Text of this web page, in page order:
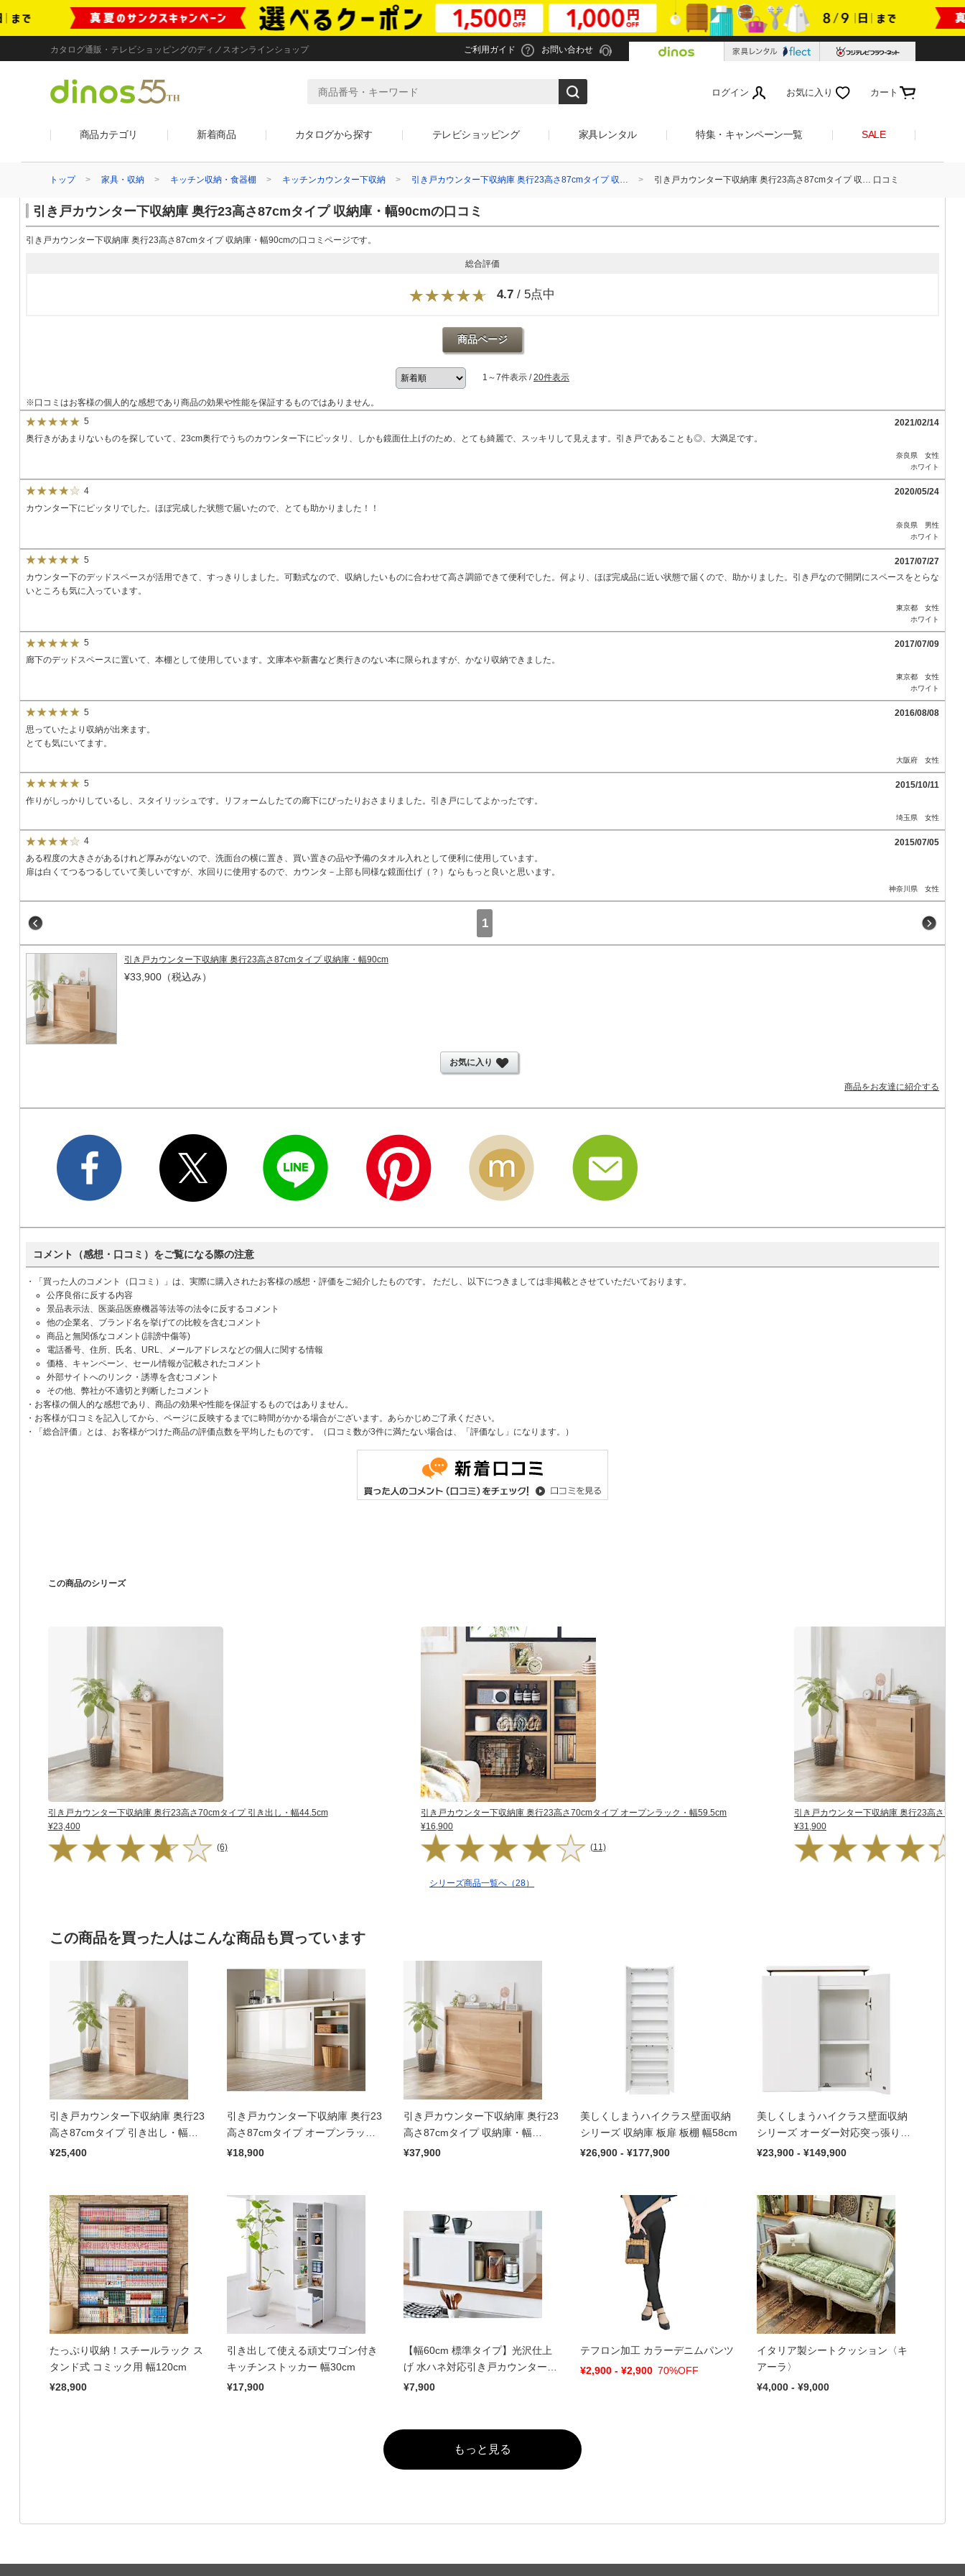
カタログ通販・テレビショッピングのディノスオンラインショップ ご利用ガイド お問い合わせ
ログイン お気に入り カート
商品カテゴリ 新着商品 カタログから探す テレビショッピング 家具レンタル 特集・キャンペーン一覧 SALE
トップ 家具・収納 キッチン収納・食器棚 キッチンカウンター下収納 引き戸カウンター下収納庫 奥行23高さ87cmタイプ 収… 引き戸カウンター下収納庫 奥行23高さ87cmタイプ 収… 口コミ
引き戸カウンター下収納庫 奥行23高さ87cmタイプ 収納庫・幅90cmの口コミ
引き戸カウンター下収納庫 奥行23高さ87cmタイプ 収納庫・幅90cmの口コミページです。
総合評価
4.7 / 5点中
商品ページ
1～7件表示 /20件表示
※口コミはお客様の個人的な感想であり商品の効果や性能を保証するものではありません。
5
2021/02/14
奥行きがあまりないものを探していて、23cm奥行でうちのカウンター下にピッタリ、しかも鏡面仕上げのため、とても綺麗で、スッキリして見えます。引き戸であることも◎、大満足です。
奈良県 女性
ホワイト
4
2020/05/24
カウンター下にピッタリでした。ほぼ完成した状態で届いたので、とても助かりました！！
奈良県 男性
ホワイト
5
2017/07/27
カウンター下のデッドスペースが活用できて、すっきりしました。可動式なので、収納したいものに合わせて高さ調節できて便利でした。何より、ほぼ完成品に近い状態で届くので、助かりました。引き戸なので開閉にスペースをとらな
いところも気に入っています。
東京都 女性
ホワイト
5
2017/07/09
廊下のデッドスペースに置いて、本棚として使用しています。文庫本や新書など奥行きのない本に限られますが、かなり収納できました。
東京都 女性
ホワイト
5
2016/08/08
思っていたより収納が出来ます。
とても気にいてます。
大阪府 女性
5
2015/10/11
作りがしっかりしているし、スタイリッシュです。リフォームしたての廊下にぴったりおさまりました。引き戸にしてよかったです。
埼玉県 女性
4
2015/07/05
ある程度の大きさがあるけれど厚みがないので、洗面台の横に置き、買い置きの品や予備のタオル入れとして便利に使用しています。
扉は白くてつるつるしていて美しいですが、水回りに使用するので、カウンタ－上部も同様な鏡面仕げ（？）ならもっと良いと思います。
神奈川県 女性
1
引き戸カウンター下収納庫 奥行23高さ87cmタイプ 収納庫・幅90cm
¥33,900（税込み）
お気に入り
商品をお友達に紹介する
コメント（感想・口コミ）をご覧になる際の注意
・「買った人のコメント（口コミ）」は、実際に購入されたお客様の感想・評価をご紹介したものです。 ただし、以下につきましては非掲載とさせていただいております。
公序良俗に反する内容
景品表示法、医薬品医療機器等法等の法令に反するコメント
他の企業名、ブランド名を挙げての比較を含むコメント
商品と無関係なコメント(誹謗中傷等)
電話番号、住所、氏名、URL、メールアドレスなどの個人に関する情報
価格、キャンペーン、セール情報が記載されたコメント
外部サイトへのリンク・誘導を含むコメント
その他、弊社が不適切と判断したコメント
・お客様の個人的な感想であり、商品の効果や性能を保証するものではありません。
・お客様が口コミを記入してから、ページに反映するまでに時間がかかる場合がございます。あらかじめご了承ください。
・「総合評価」とは、お客様がつけた商品の評価点数を平均したものです。（口コミ数が3件に満たない場合は、「評価なし」になります。）
この商品のシリーズ
引き戸カウンター下収納庫 奥行23高さ70cmタイプ 引き出し・幅44.5cm
¥23,400
(6)
引き戸カウンター下収納庫 奥行23高さ70cmタイプ オープンラック・幅59.5cm
¥16,900
(11)
引き戸カウンター下収納庫 奥行23高さ
¥31,900
シリーズ商品一覧へ（28）
この商品を買った人はこんな商品も買っています
引き戸カウンター下収納庫 奥行23
高さ87cmタイプ 引き出し・幅
44.5cm
¥25,400
引き戸カウンター下収納庫 奥行23
高さ87cmタイプ オープンラッ
ク・幅59.5cm
¥18,900
引き戸カウンター下収納庫 奥行23
高さ87cmタイプ 収納庫・幅
120cm
¥37,900
美しくしまうハイクラス壁面収納
シリーズ 収納庫 板扉 板棚 幅58cm
¥26,900 - ¥177,900
美しくしまうハイクラス壁面収納
シリーズ オーダー対応突っ張り式
上置き 幅58高さ26～90cm（1cm
¥23,900 - ¥149,900
たっぷり収納！スチールラック ス
タンド式 コミック用 幅120cm
¥28,900
引き出して使える頑丈ワゴン付き
キッチンストッカー 幅30cm
¥17,900
【幅60cm 標準タイプ】光沢仕上
げ 水ハネ対応引き戸カウンター上
収納庫
¥7,900
テフロン加工 カラーデニムパンツ
¥2,900 - ¥2,900 70%OFF
イタリア製シートクッション〈キ
アーラ〉
¥4,000 - ¥9,000
もっと見る